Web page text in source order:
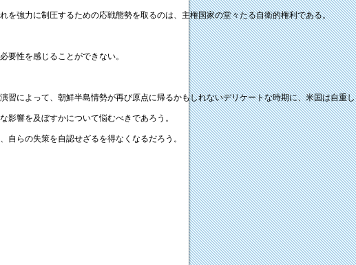
強力に制圧するための応戦態勢を取るのは、主権国家の堂々たる自衛的権利である。
性を感じることができない。
によって、朝鮮半島情勢が再び原点に帰るかもしれないデリケートな時期に、米国は自重
響を及ぼすかについて悩むべきであろう。
らの失策を自認せざるを得なくなるだろう。